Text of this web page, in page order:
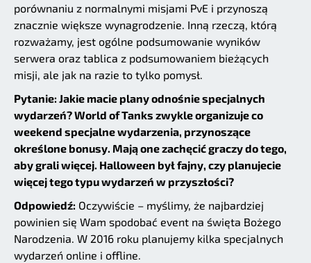
porównaniu z normalnymi misjami PvE i przynoszą
znacznie większe wynagrodzenie. Inną rzeczą, którą
rozważamy, jest ogólne podsumowanie wyników
serwera oraz tablica z podsumowaniem bieżących
misji, ale jak na razie to tylko pomysł.
Pytanie: Jakie macie plany odnośnie specjalnych
wydarzeń? World of Tanks zwykle organizuje co
weekend specjalne wydarzenia, przynoszące
określone bonusy. Mają one zachęcić graczy do tego,
aby grali więcej. Halloween był fajny, czy planujecie
więcej tego typu wydarzeń w przyszłości?
Odpowiedź: Oczywiście – myślimy, że najbardziej
powinien się Wam spodobać event na święta Bożego
Narodzenia. W 2016 roku planujemy kilka specjalnych
wydarzeń online i offline.